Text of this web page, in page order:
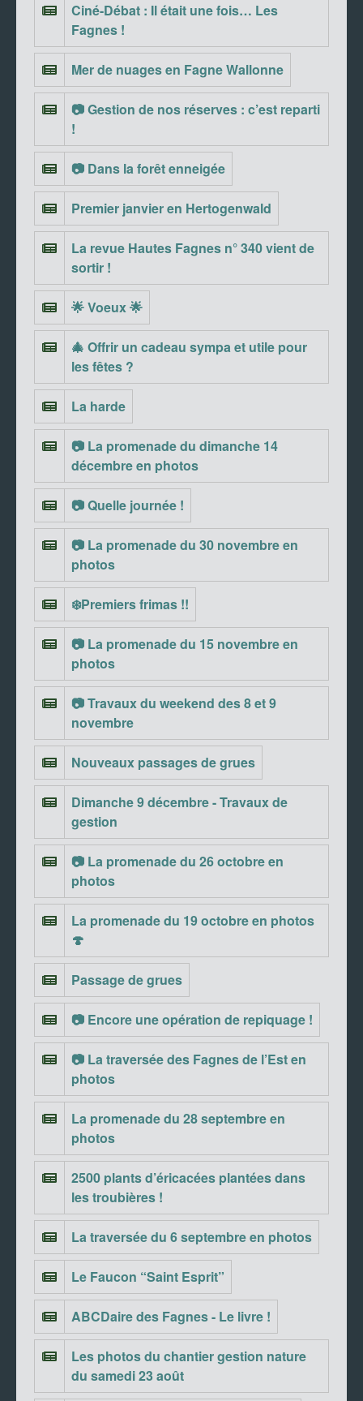
Ciné-Débat : Il était une fois… Les
Fagnes !
Mer de nuages en Fagne Wallonne
📷 Gestion de nos réserves : c’est reparti
!
📷 Dans la forêt enneigée
Premier janvier en Hertogenwald
La revue Hautes Fagnes n° 340 vient de
sortir !
🌟 Voeux 🌟
🎄 Offrir un cadeau sympa et utile pour
les fêtes ?
La harde
📷 La promenade du dimanche 14
décembre en photos
📷 Quelle journée !
📷 La promenade du 30 novembre en
photos
❄️Premiers frimas !!
📷 La promenade du 15 novembre en
photos
📷 Travaux du weekend des 8 et 9
novembre
Nouveaux passages de grues
Dimanche 9 décembre - Travaux de
gestion
📷 La promenade du 26 octobre en
photos
La promenade du 19 octobre en photos
🍄
Passage de grues
📷 Encore une opération de repiquage !
📷 La traversée des Fagnes de l’Est en
photos
La promenade du 28 septembre en
photos
2500 plants d’éricacées plantées dans
les troubières !
La traversée du 6 septembre en photos
Le Faucon “Saint Esprit”
ABCDaire des Fagnes - Le livre !
Les photos du chantier gestion nature
du samedi 23 août